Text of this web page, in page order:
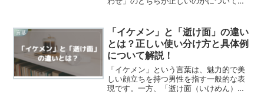
しい発音は「かわせ」です。「為」とい
う字は「ため」「い」とも...
言葉
「イケメン」と「逝け面」の違い
とは？正しい使い分け方と具体例
について解説！
「イケメン」という言葉は、魅力的で美
しい顔立ちを持つ男性を指す一般的な表
現です。一方、「逝け面（いけめん）」